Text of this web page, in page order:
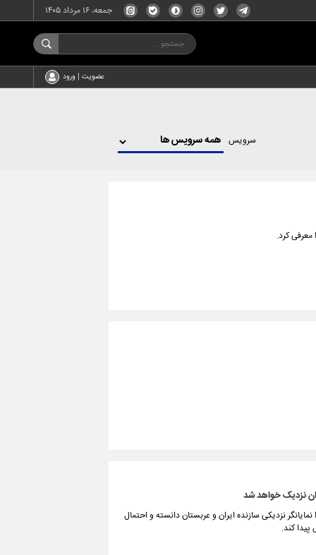
جمعه، ۱۶ مرداد ۱۴۰۵
عضویت | ورود
سرویس
کرد.
نزدیک خواهد شد
نزدیکی سازنده ایران و عربستان دانسته و احتمال
کند.